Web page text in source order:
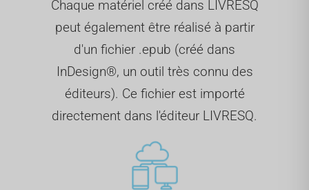
Chaque matériel créé dans LIVRESQ
peut également être réalisé à partir
d'un fichier .epub (créé dans
InDesign®, un outil très connu des
éditeurs). Ce fichier est importé
directement dans l'éditeur LIVRESQ.